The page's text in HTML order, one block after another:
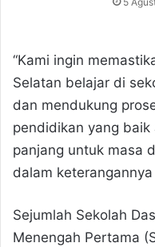
“Kami ingin
Selatan belajar di
dan mendukung
pendidikan yang
panjang untuk masa
dalam
Sejumlah Sekolah
Menengah Pertama